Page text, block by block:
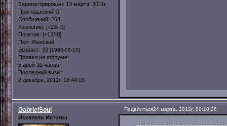
Зарегистрирован: 13 марта, 2011г.
Приглашений: 0
Сообщений: 254
Уважение: [+23/-0]
Позитив: [+12/-0]
Пол: Женский
Возраст: 33 [1993-06-18]
Провел на форуме:
5 дней 10 часов
Последний визит:
2 декабря, 2012г. 18:44:03
Поделиться24 марта, 2012г. 00:10:26
GabrielSoul
Искатель Истины